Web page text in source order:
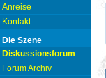
Anreise
Kontakt
Die Szene
Diskussionsforum
Forum Archiv